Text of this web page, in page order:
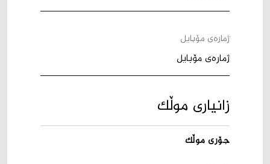
ژمارەی مۆبایل
زانیاری موڵک
جۆری موڵک